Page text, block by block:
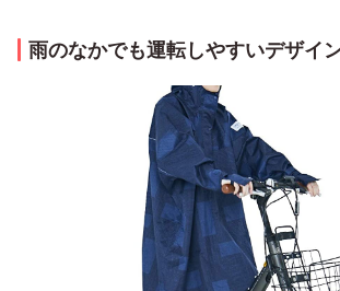
雨のなかでも運転しやすいデザイ